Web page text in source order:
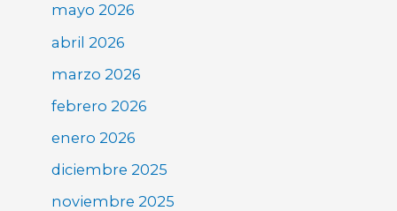
mayo 2026
abril 2026
marzo 2026
febrero 2026
enero 2026
diciembre 2025
noviembre 2025